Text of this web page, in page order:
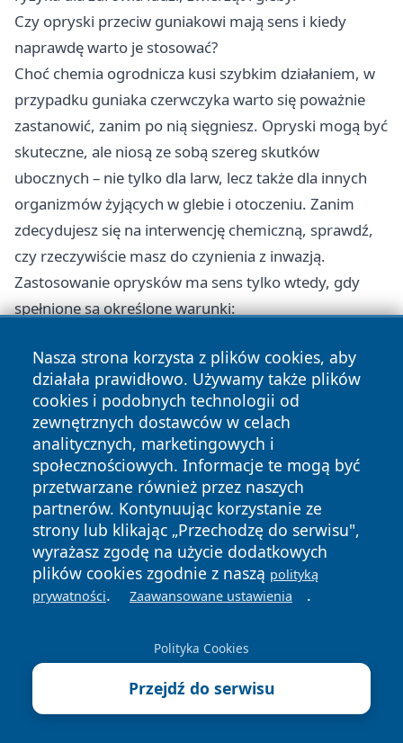
Czy opryski przeciw guniakowi mają sens i kiedy
naprawdę warto je stosować?
Choć chemia ogrodnicza kusi szybkim działaniem, w
przypadku guniaka czerwczyka warto się poważnie
zastanowić, zanim po nią sięgniesz. Opryski mogą być
skuteczne, ale niosą ze sobą szereg skutków
ubocznych – nie tylko dla larw, lecz także dla innych
organizmów żyjących w glebie i otoczeniu. Zanim
zdecydujesz się na interwencję chemiczną, sprawdź,
czy rzeczywiście masz do czynienia z inwazją.
Zastosowanie oprysków ma sens tylko wtedy, gdy
spełnione są określone warunki:
badaniem gleby– jeśli po przekopaniu niewielkiej
powierzchni trawnika (np. 30×30 cm) znajdziesz
więcej niż 5–7 larw, można mówić o przekroczeniu
progu szkodliwości.
widoczne objawy uszkodzenia darni – suche,
wyłysiałe place trawnika, które łatwo dają się oderwać,
to znak, że larwy intensywnie żerują na korzeniach.
Warto wtedy rozważyć oprysk, ale tylko miejscowy,
nie na cały trawnik.
sprzyjające warunki do działania środka
wilgotna, temperatura wynosi powyżej 12–14°C, a
oprysk wykonany jest wieczorem, bez
nasłonecznienia. Suche podłoże lub pełne słońce
Nasza strona korzysta z plików cookies, aby
działała prawidłowo. Używamy także plików
cookies i podobnych technologii od
zewnętrznych dostawców w celach
analitycznych, marketingowych i
społecznościowych. Informacje te mogą być
przetwarzane również przez naszych
partnerów. Kontynuując korzystanie ze
strony lub klikając „Przechodzę do serwisu",
wyrażasz zgodę na użycie dodatkowych
plików cookies zgodnie z naszą polityką
prywatności. Zaawansowane ustawienia .
Polityka Cookies
Przejdź do serwisu